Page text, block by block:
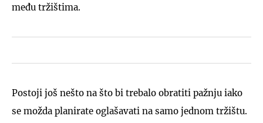
među tržištima.
Postoji još nešto na što bi trebalo obratiti pažnju iako
se možda planirate oglašavati na samo jednom tržištu.